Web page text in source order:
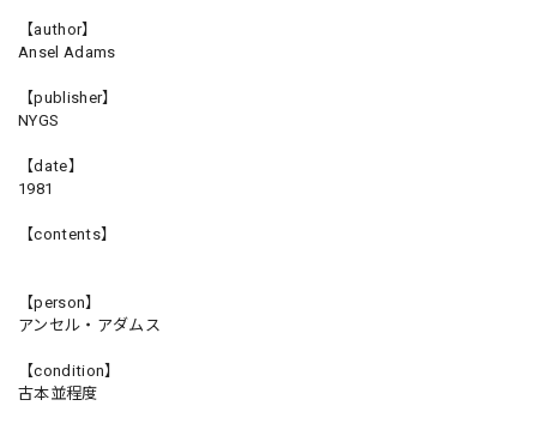
【author】
Ansel Adams
【publisher】
NYGS
【date】
1981
【contents】
【person】
アンセル・アダムス
【condition】
古本並程度